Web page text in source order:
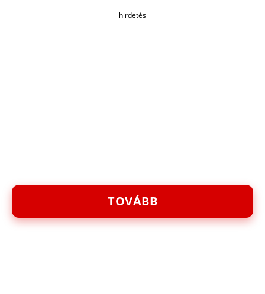
hirdetés
TOVÁBB